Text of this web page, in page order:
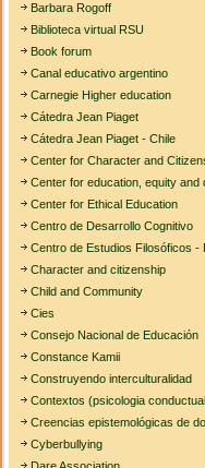
Barbara Rogoff
Biblioteca virtual RSU
Book forum
Canal educativo argentino
Carnegie Higher education
Cátedra Jean Piaget
Cátedra Jean Piaget - Chile
Center for Character and
Center for education, equity and
Center for Ethical Education
Centro de Desarrollo Cognitivo
Centro de Estudios Filosóficos -
Character and citizenship
Child and Community
Cies
Consejo Nacional de Educación
Constance Kamii
Construyendo interculturalidad
Contextos (psicologia
Creencias epistemológicas de
Cyberbullying